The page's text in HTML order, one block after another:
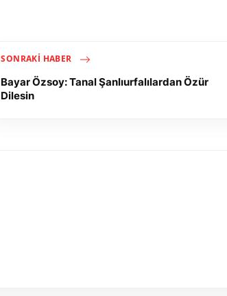
SONRAKI HABER
Bayar Özsoy: Tanal Şanlıurfalılardan Özür
Dilesin